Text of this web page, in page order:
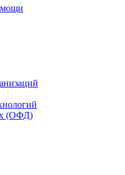
(ОФД)